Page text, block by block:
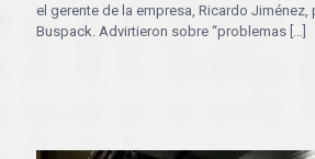
el gerente de la empresa, Ricardo Jiménez,
Buspack. Advirtieron sobre “problemas